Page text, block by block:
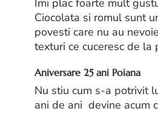
Ciocolata si romul sunt
povesti care nu au
texturi ce cuceresc de la
Aniversare 25 ani Poiana
Nu stiu cum s-a potrivit
ani de ani devine acum